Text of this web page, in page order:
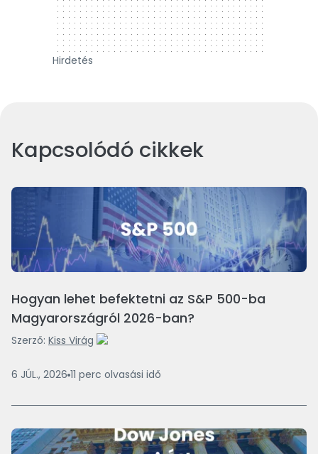
Hirdetés
Kapcsolódó cikkek
Hogyan lehet befektetni az S&P 500-ba
Magyarországról 2026-ban?
Szerző: Kiss Virág
6 JÚL., 2026 11 perc olvasási idő